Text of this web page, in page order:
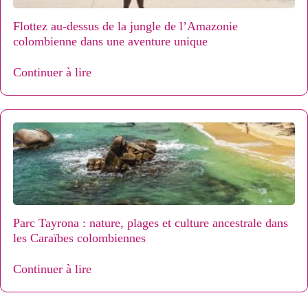
Flottez au-dessus de la jungle de l’Amazonie
colombienne dans une aventure unique
Continuer à lire
Parc Tayrona : nature, plages et culture ancestrale dans
les Caraïbes colombiennes
Continuer à lire